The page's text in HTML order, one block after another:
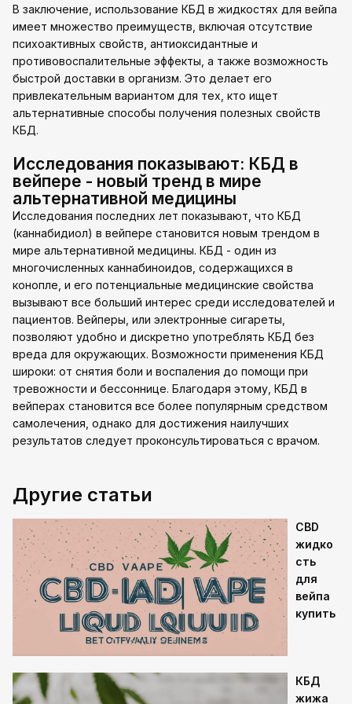
В заключение, использование КБД в жидкостях для вейпа
имеет множество преимуществ, включая отсутствие
психоактивных свойств, антиоксидантные и
противовоспалительные эффекты, а также возможность
быстрой доставки в организм. Это делает его
привлекательным вариантом для тех, кто ищет
альтернативные способы получения полезных свойств
КБД.
Исследования показывают: КБД в
вейпере - новый тренд в мире
альтернативной медицины
Исследования последних лет показывают, что КБД
(каннабидиол) в вейпере становится новым трендом в
мире альтернативной медицины. КБД - один из
многочисленных каннабиноидов, содержащихся в
конопле, и его потенциальные медицинские свойства
вызывают все больший интерес среди исследователей и
пациентов. Вейперы, или электронные сигареты,
позволяют удобно и дискретно употреблять КБД без
вреда для окружающих. Возможности применения КБД
широки: от снятия боли и воспаления до помощи при
тревожности и бессоннице. Благодаря этому, КБД в
вейперах становится все более популярным средством
самолечения, однако для достижения наилучших
результатов следует проконсультироваться с врачом.
Другие статьи
CBD
жидко
сть
для
вейпа
купить
КБД
жижа